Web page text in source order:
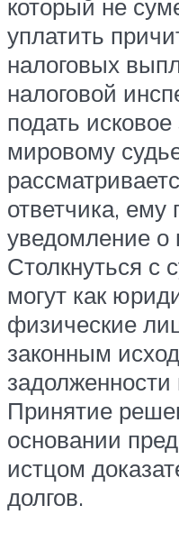
который не
уплатить
налоговых
налоговой
подать
мировому
ответчика,
уведомление о
Столкнуться с
могут как
физические
законным
задолженности
Принятие
основании
истцом
долгов.